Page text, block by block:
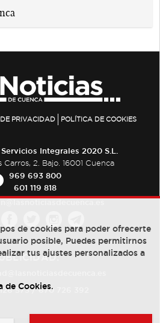
PRIVACIDAD POLÍTICA DE COOKIES
Integrales 2020 S.L.
Carros, 2. Bajo. 16001 Cuenca
969 693 800
601 119 818
573/670 726 392
de cookies para poder ofrecerte
posible, Puedes permitirnos
tus ajustes personalizados a
de Cookies.